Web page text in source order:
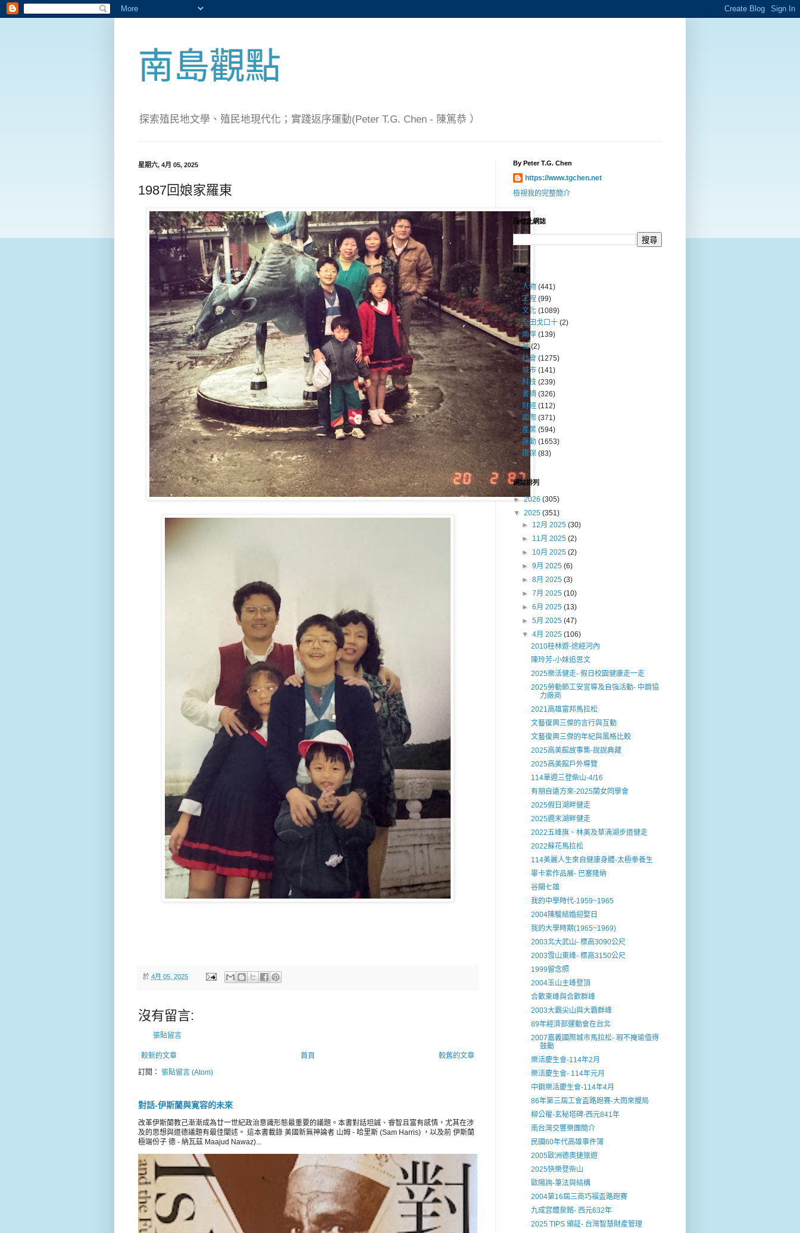
南島觀點
探索殖民地文學、殖民地現代化；實踐返序運動(Peter T.G. Chen - 陳篤恭 ）
星期六, 4月 05, 2025
1987回娘家羅東
於 4月 05, 2025
沒有留言:
張貼留言
較新的文章 較舊的文章
首頁
訂閱： 張貼留言 (Atom)
對話-伊斯蘭與寛容的未來
改革伊斯蘭教己漸漸成為廿一世紀政治意識形態最重要的議題。本書對話坦誠、睿智且富有感情，尤其在涉
及的思想與道德議題有最佳闡述。 這本書載錄 美國新無神論者 山姆 - 哈里斯 (Sam Harris) ，以及前 伊斯蘭
極端份子 德 - 納瓦茲 Maajud Nawaz)...
By Peter T.G. Chen
https://www.tgchen.net
檢視我的完整簡介
搜尋此網誌
標籤
人物 (441)
工程 (99)
文化 (1089)
全田戈口十 (2)
兩岸 (139)
社 (2)
社會 (1275)
城巿 (141)
科技 (239)
書摘 (326)
財經 (112)
國際 (371)
產業 (594)
運動 (1653)
環保 (83)
網誌排列
►2026 (305)
▼ 2025 (351)
► 12月 2025(30)
► 11月 2025(2)
► 10月 2025(2)
►9月 2025(6)
►8月 2025(3)
►7月 2025(10)
►6月 2025(13)
►5月 2025(47)
▼4月 2025(106)
2010桂林遊-途經河內
陳玲芳-小妹追思文
2025樂活健走- 假日校園健康走一走
2025勞動節工安宣導及自強活動- 中鋼協
力廠商
2021高雄富邦馬拉松
文藝復興三𠍇的言行與互動
文藝復興三傑的年紀與風格比較
2025高美館故事集-說說典藏
2025高美館戶外導覽
114單週三登柴山-4/16
有朋自遠方來-2025蘭女同學會
2025假日湖畔健走
2025週末湖畔健走
2022五峰旗、林美及草湳湖步道健走
2022蘇花馬拉松
114美麗人生來自健康身體-太極拳養生
畢卡索作品展- 巴塞隆納
谷關七雄
我的中學時代-1959~1965
2004陳駿結婚迎娶日
我的大學時期(1965~1969)
2003北大武山- 標高3090公尺
2003雪山東峰- 標高3150公尺
1999留念照
2004玉山主峰登頂
合歡東峰與合歡群峰
2003大霸尖山與大霸群峰
89年經濟部運動會在台北
2007嘉義國際城巿馬拉松- 瑕不掩瑜值得
鼓勵
樂活慶生會-114年2月
樂活慶生會- 114年元月
中鋼樂活慶生會-114年4月
86年第三屆工會盃路跑賽-大雨來攪局
柳公權-玄秘塔碑-西元841年
南台灣交響樂團簡介
民國60年代高雄事件簿
2005歐洲德奧捷旅遊
2025快樂登柴山
歐陽詢-筆法與結構
2004第16屆三商巧福盃路跑賽
九成宫醴泉銘- 西元632年
2025 TIPS 頒証- 台灣智慧財產管理